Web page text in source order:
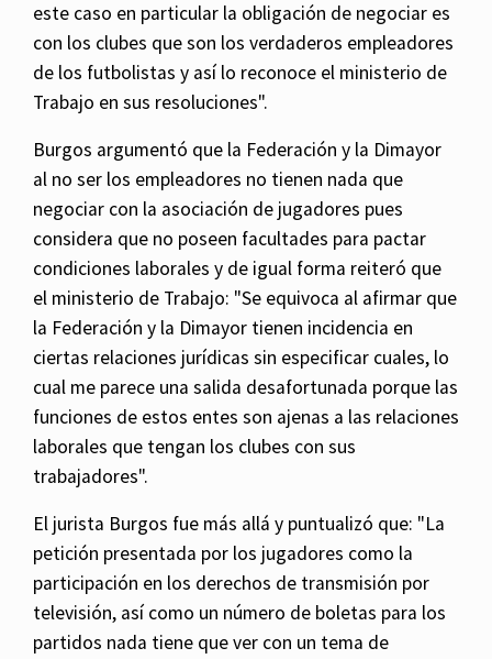
este caso en particular la obligación de negociar es
con los clubes que son los verdaderos empleadores
de los futbolistas y así lo reconoce el ministerio de
Trabajo en sus resoluciones".
Burgos argumentó que la Federación y la Dimayor
al no ser los empleadores no tienen nada que
negociar con la asociación de jugadores pues
considera que no poseen facultades para pactar
condiciones laborales y de igual forma reiteró que
el ministerio de Trabajo: "Se equivoca al afirmar que
la Federación y la Dimayor tienen incidencia en
ciertas relaciones jurídicas sin especificar cuales, lo
cual me parece una salida desafortunada porque las
funciones de estos entes son ajenas a las relaciones
laborales que tengan los clubes con sus
trabajadores".
El jurista Burgos fue más allá y puntualizó que: "La
petición presentada por los jugadores como la
participación en los derechos de transmisión por
televisión, así como un número de boletas para los
partidos nada tiene que ver con un tema de